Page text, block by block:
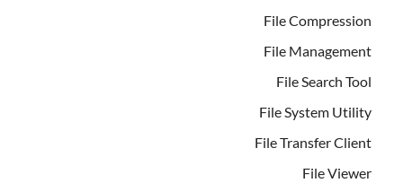
File Compression
File Management
File Search Tool
File System Utility
File Transfer Client
File Viewer